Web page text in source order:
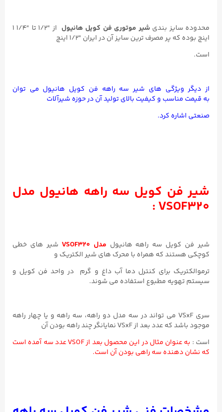
محدوده سایز بندی شیر موتوری فن کویل هانیول
از “۱/۲ تا “۱/۴ ۱
اینچ بوده که پر مصرف ترین سایز آن در ایران “۱/۲ اینچ
است.
از دیگر ویژگی های شیر سه راهه فن کویل هانیول می توان
به قیمت مناسب و کیفیت بالای تولید آن در حوزه شیرآلات
صنعتی اشاره کرد.
شیر فن کویل سه راهه هانیول مدل
VSOF320 :
شیر فن کویل سه راهه هانیول مدل VSOF320
شیر های خطی
کوچکی هستند که همراه با محرک های شیر الکتریک و
ترموالکتریک برای کنترل دما آب داغ و گرم در واحد فن کویل و
سیستم تهویه مطبوع استفاده می شوند.
سری VSxF می تواند در سه مدل دو راهه، سه راهه و یا چهار راهه
موجود باشد که عدد بعد از VSxF نمایانگر چند راهه بودن آن
است :
به عنوان مثال در این محصول بعد از VSOF عدد سه آمده است
که نشان دهنده سه راهی بودن آن است.